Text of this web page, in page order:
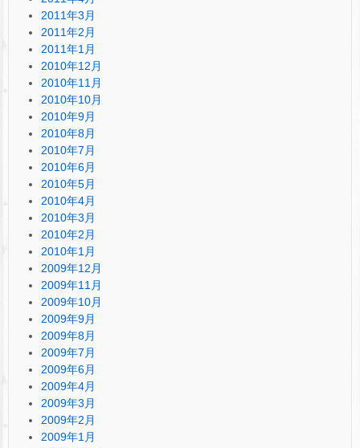
2011年3月
2011年2月
2011年1月
2010年12月
2010年11月
2010年10月
2010年9月
2010年8月
2010年7月
2010年6月
2010年5月
2010年4月
2010年3月
2010年2月
2010年1月
2009年12月
2009年11月
2009年10月
2009年9月
2009年8月
2009年7月
2009年6月
2009年4月
2009年3月
2009年2月
2009年1月